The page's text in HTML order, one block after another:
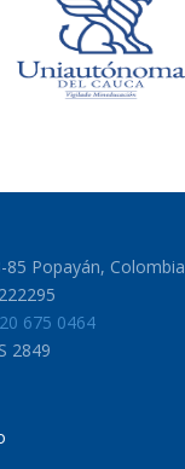
85 Popayán, Colombia
675 0464
2849